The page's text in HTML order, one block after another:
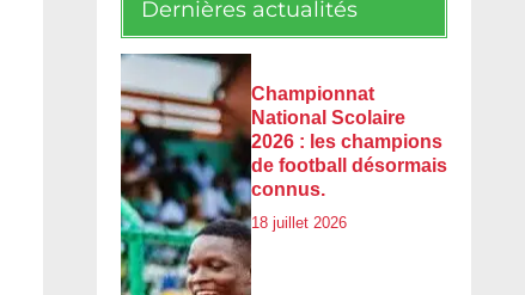
Dernières actualités
Championnat
National Scolaire
2026 : les champions
de football désormais
connus.
18 juillet 2026